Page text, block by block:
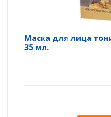
Маска для лица
35 мл.